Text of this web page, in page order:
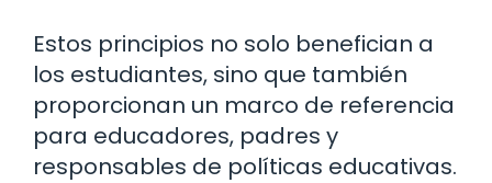
Estos principios no solo benefician a
los estudiantes, sino que también
proporcionan un marco de referencia
para educadores, padres y
responsables de políticas educativas.